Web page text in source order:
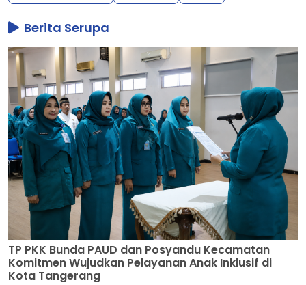
Berita Serupa
TP PKK Bunda PAUD dan Posyandu Kecamatan
Komitmen Wujudkan Pelayanan Anak Inklusif di
Kota Tangerang